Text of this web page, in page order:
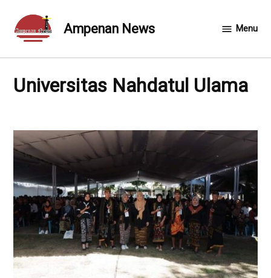
content
Ampenan News Menu
Universitas Nahdatul Ulama